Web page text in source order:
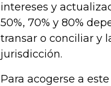
intereses y
50%, 70% y 80%
transar o conciliar y
jurisdicción.
Para acogerse a